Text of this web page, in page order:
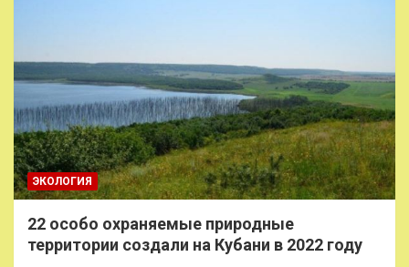
ЭКОЛОГИЯ
22 особо охраняемые природные
территории создали на Кубани в 2022 году